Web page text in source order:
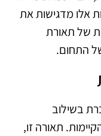
אלו מדגישות את
של תאורת
התחום.
בשילוב
תאורה זו,